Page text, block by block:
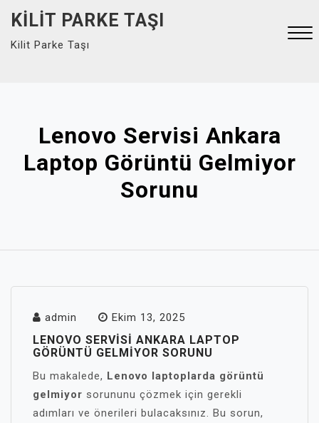
content
KILIT PARKE TAŞI
Kilit Parke Taşı
Lenovo Servisi Ankara
Laptop Görüntü Gelmiyor
Sorunu
admin Ekim 13, 2025
LENOVO SERVISI ANKARA LAPTOP
GÖRÜNTÜ GELMIYOR SORUNU
Bu makalede, Lenovo laptoplarda görüntü
gelmiyor sorununu çözmek için gerekli
adımları ve önerileri bulacaksınız. Bu sorun,